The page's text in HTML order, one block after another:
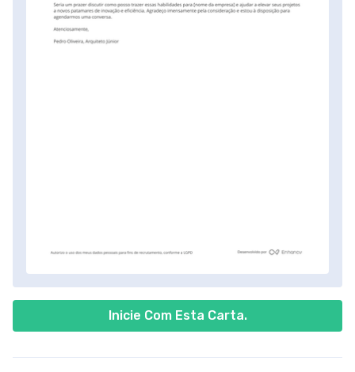
Inicie Com Esta Carta.